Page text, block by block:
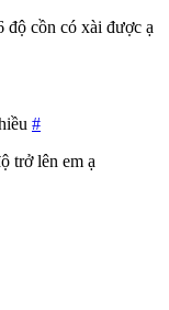
độ cồn có xài được ạ
#
trở lên em ạ